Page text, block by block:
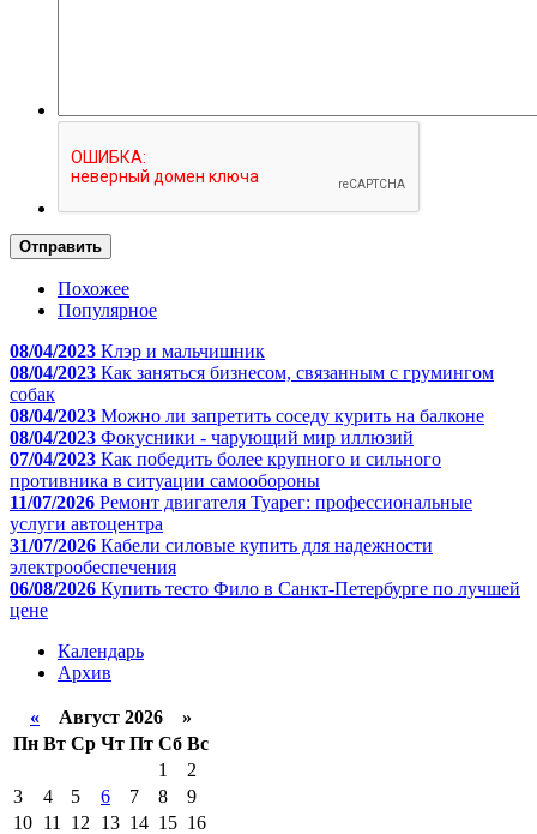
Отправить
Похожее
Популярное
08/04/2023 Клэр и мальчишник
08/04/2023 Как заняться бизнесом, связанным с грумингом
собак
08/04/2023 Можно ли запретить соседу курить на балконе
08/04/2023 Фокусники - чарующий мир иллюзий
07/04/2023 Как победить более крупного и сильного
противника в ситуации самообороны
11/07/2026 Ремонт двигателя Туарег: профессиональные
услуги автоцентра
31/07/2026 Кабели силовые купить для надежности
электрообеспечения
06/08/2026 Купить тесто Фило в Санкт-Петербурге по лучшей
цене
Календарь
Архив
« Август 2026 »
Пн Вт Ср Чт Пт Сб Вс
1
2
3
4 5 6 7 8
9
10 11 12 13 14 15 16